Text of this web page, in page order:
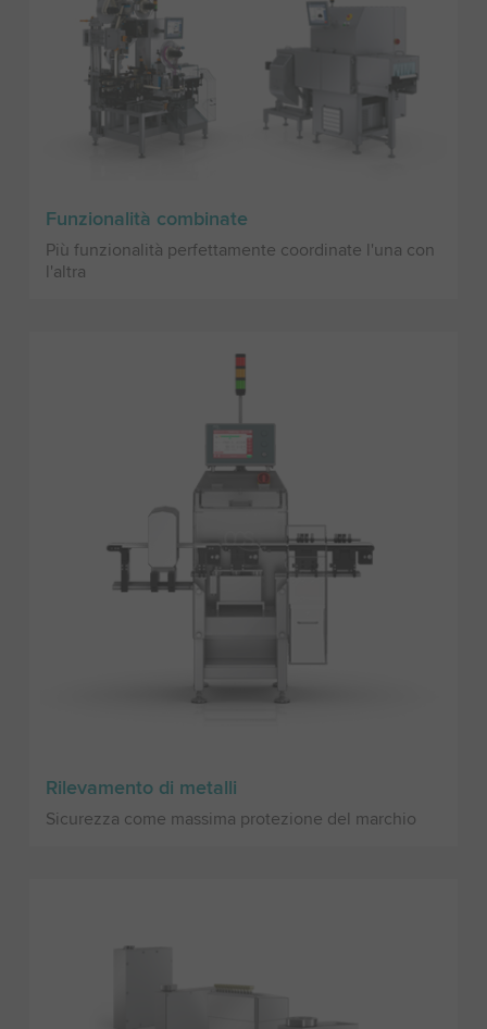
Funzionalità combinate
Più funzionalità perfettamente coordinate l'una con
l'altra
Rilevamento di metalli
Sicurezza come massima protezione del marchio